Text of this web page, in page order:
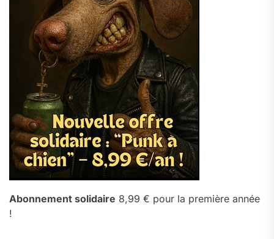
Abonnement solidaire 8,99 € pour la première année
!